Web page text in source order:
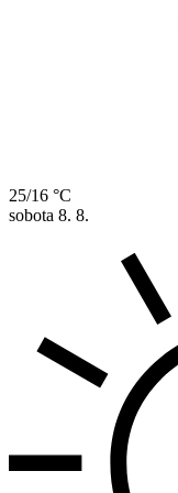
25/16 °C
sobota 8. 8.